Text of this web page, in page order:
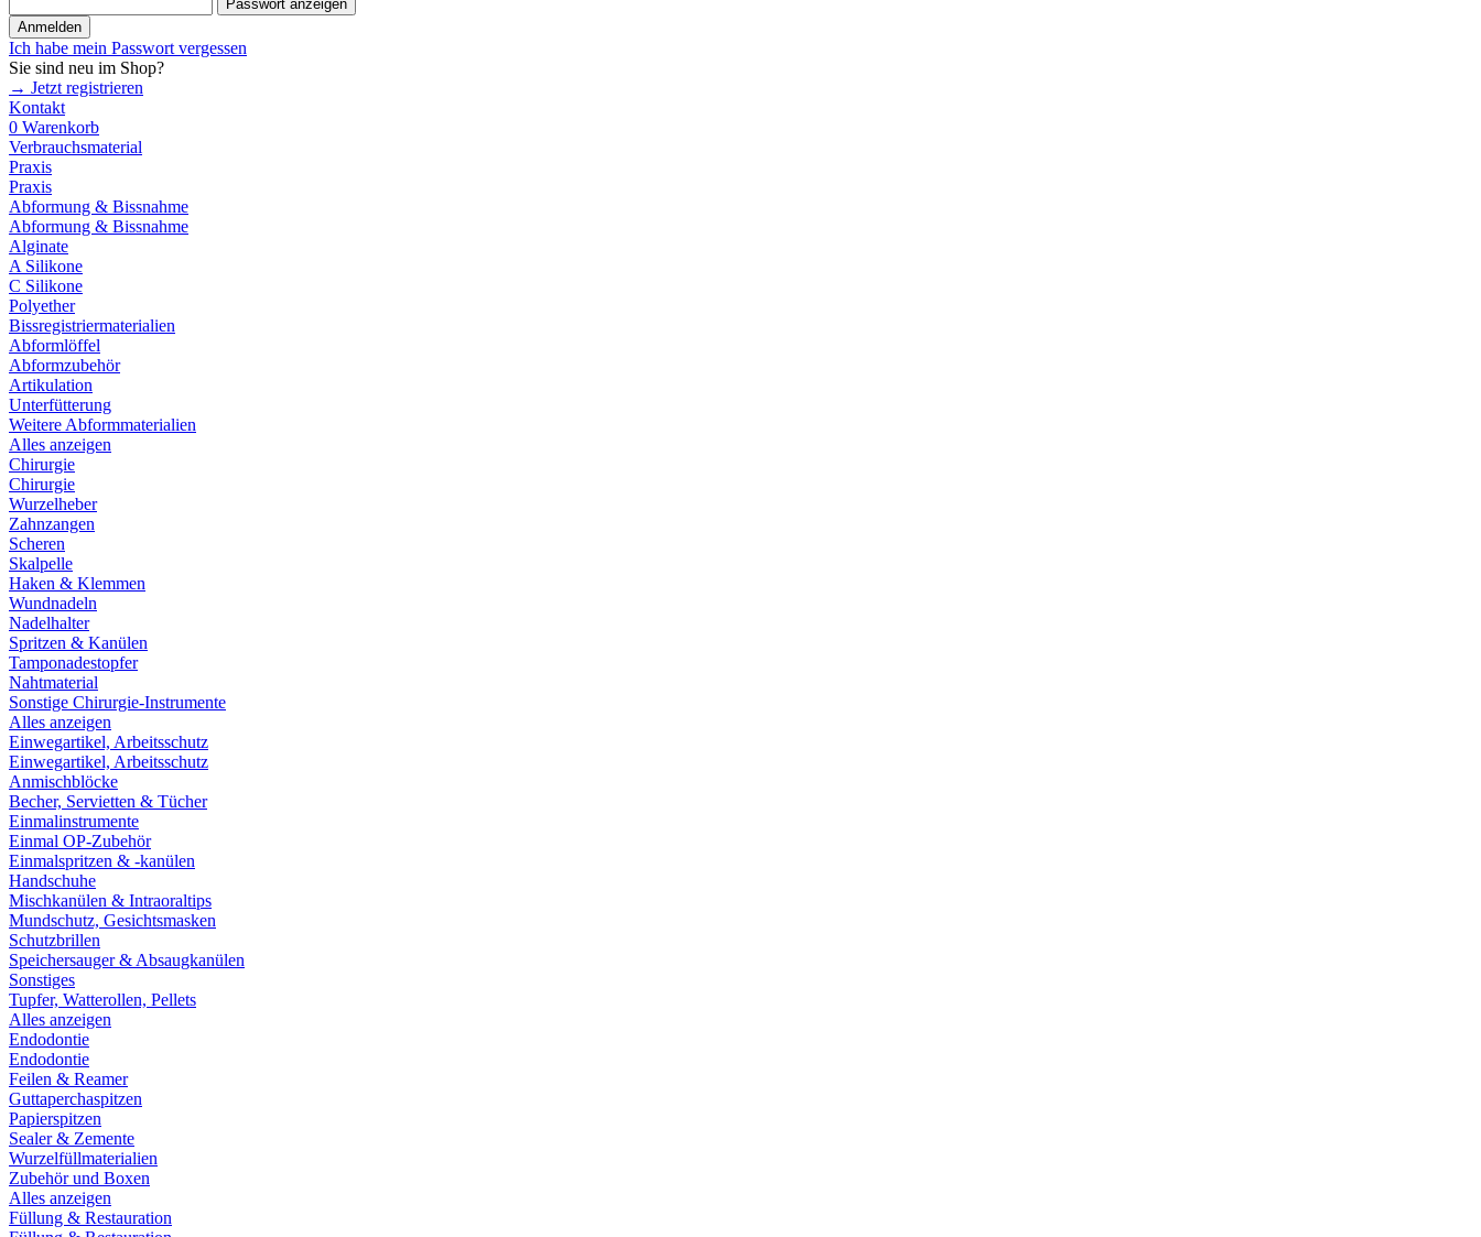
Passwort anzeigen
Anmelden
Ich habe mein Passwort vergessen
Sie sind neu im Shop?
→ Jetzt registrieren
Kontakt
0 Warenkorb
Verbrauchsmaterial
Praxis
Praxis
Abformung & Bissnahme
Abformung & Bissnahme
Alginate
A Silikone
C Silikone
Polyether
Bissregistriermaterialien
Abformlöffel
Abformzubehör
Artikulation
Unterfütterung
Weitere Abformmaterialien
Alles anzeigen
Chirurgie
Chirurgie
Wurzelheber
Zahnzangen
Scheren
Skalpelle
Haken & Klemmen
Wundnadeln
Nadelhalter
Spritzen & Kanülen
Tamponadestopfer
Nahtmaterial
Sonstige Chirurgie-Instrumente
Alles anzeigen
Einwegartikel, Arbeitsschutz
Einwegartikel, Arbeitsschutz
Anmischblöcke
Becher, Servietten & Tücher
Einmalinstrumente
Einmal OP-Zubehör
Einmalspritzen & -kanülen
Handschuhe
Mischkanülen & Intraoraltips
Mundschutz, Gesichtsmasken
Schutzbrillen
Speichersauger & Absaugkanülen
Sonstiges
Tupfer, Watterollen, Pellets
Alles anzeigen
Endodontie
Endodontie
Feilen & Reamer
Guttaperchaspitzen
Papierspitzen
Sealer & Zemente
Wurzelfüllmaterialien
Zubehör und Boxen
Alles anzeigen
Füllung & Restauration